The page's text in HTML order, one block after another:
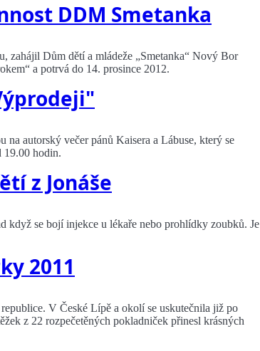
DDM Smetanka
zahájil Dům dětí a mládeže „Smetanka“ Nový Bor
a potrvá do 14. prosince 2012.
autorský večer pánů Kaisera a Lábuse, který se
19.00 hodin.
z Jonáše
když se bojí injekce u lékaře nebo prohlídky zoubků. Je
2011
V České Lípě a okolí se uskutečnila již po
z 22 rozpečetěných pokladniček přinesl krásných